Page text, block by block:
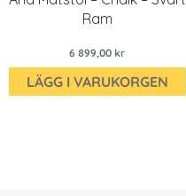
Ram
6 899,00 kr
LÄGG I VARUKORGEN